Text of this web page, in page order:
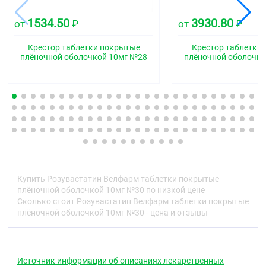
Фармакотерапевтическая группа
редуктазы ингибитор
Фармакологические свойства
Механизм действия
Розувастатин ;является селективным,
метилглутарил коэнзим А (ГМГ-КоА) редуктазы,
фермента, превращающего ГМГ-КоА в
;мевалоновую кислоту, предшественник
;холестерина ;(ХС). Основной мишенью действия
;розувастатина ;является печень, где происходит
синтез ХС и катаболизм липопротеинов низкой
Розувастатин ;увеличивает число «печёночных»
от1534.50 ₽
Крестор таблетки покрытые
плёночной оболочкой 10мг №28
от 3930.80 ₽
Крестор
плёночной
Купить Розувастатин Велфарм таблетки покрытые
плёночной оболочкой 10мг №30 по низкой цене
Сколько стоит Розувастатин Велфарм таблетки покрытые
плёночной оболочкой 10мг №30 - цена и отзывы
Источник информации об описаниях лекарственных